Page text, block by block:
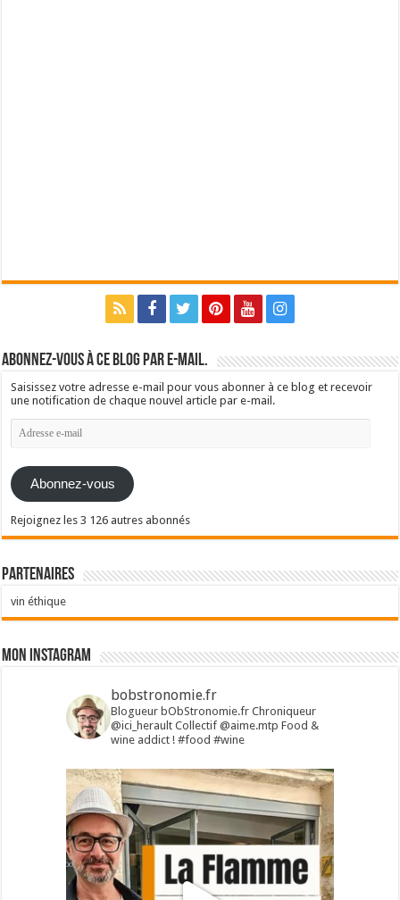
Abonnez-vous à ce blog par e-mail.
Saisissez votre adresse e-mail pour vous abonner à ce blog et recevoir
une notification de chaque nouvel article par e-mail.
Adresse
e-
Abonnez-vous
Rejoignez les 3 126 autres abonnés
Partenaires
vin éthique
Mon Instagram
bobstronomie.fr
Blogueur bObStronomie.fr Chroniqueur
@ici_heraultCollectif @aime.mtp Food &
wine addict !#food #wine